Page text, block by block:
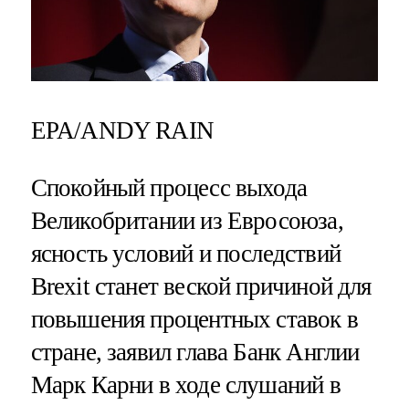
EPA/ANDY RAIN
Спокойный процесс выхода
Великобритании из Евросоюза,
ясность условий и последствий
Brexit станет веской причиной для
повышения процентных ставок в
стране, заявил глава Банк Англии
Марк Карни в ходе слушаний в